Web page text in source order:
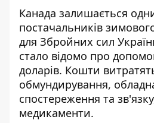
Канада залишається
постачальників
для Збройних сил
стало відомо про
доларів. Кошти
обмундирування,
спостереження та
медикаменти.